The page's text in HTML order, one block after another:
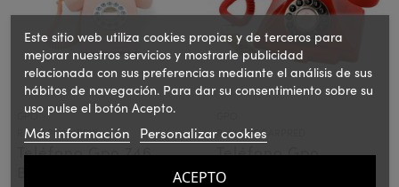
GPO
Ref.: GPO746PPIN
Teléfono Gpo 746
Ref.: GPOCARPRED
Teléfono Gpo
Carrington Rojo
Este sitio web utiliza cookies propias y de terceros para
mejorar nuestros servicios y mostrarle publicidad
relacionada con sus preferencias mediante el análisis de sus
hábitos de navegación. Para dar su consentimiento sobre su
uso pulse el botón Acepto.
Más información Personalizar cookies
ACEPTO